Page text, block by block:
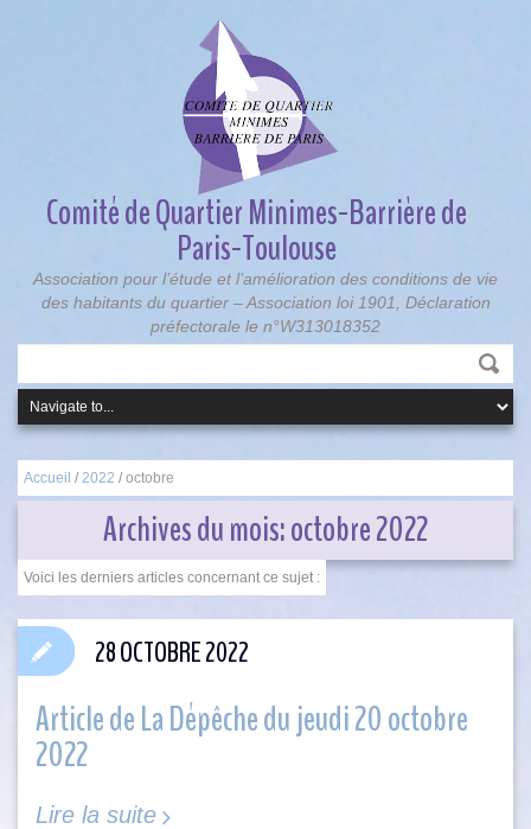
Comité de Quartier Minimes-Barrière de
Paris-Toulouse
Association pour l’étude et l’amélioration des conditions de vie
des habitants du quartier – Association loi 1901, Déclaration
préfectorale le n°W313018352
Accueil / 2022 / octobre
Archives du mois:octobre 2022
Article de La Dépêche du jeudi 20 octobre
2022
Lire la suite
28 OCTOBRE 2022